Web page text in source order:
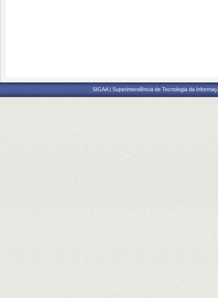
SIGAA | Superintendência de Tecnologia da